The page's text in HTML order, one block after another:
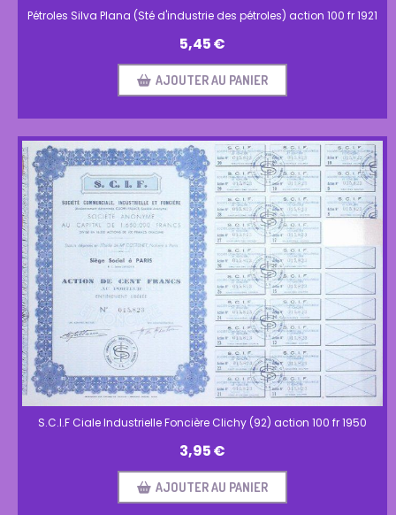
Pétroles Silva Plana (Sté d'industrie des pétroles) action 100 fr 1921
5,45€
AJOUTER AU PANIER
S.C.I.F Ciale Industrielle Foncière Clichy (92) action 100 fr 1950
3,95€
AJOUTER AU PANIER